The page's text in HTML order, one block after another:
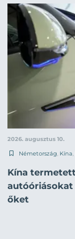
2026. augusztus 10.
Németország Kína
Kína
autóóriásokat
őket